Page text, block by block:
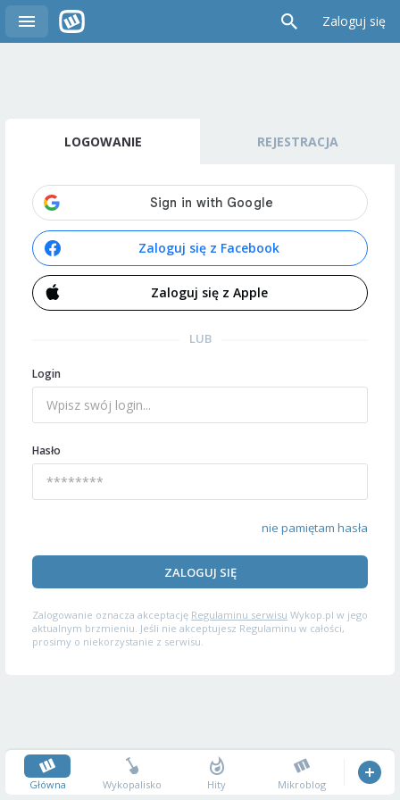
Zaloguj się
LOGOWANIE REJESTRACJA
Zaloguj się z Facebook
Zaloguj się z Apple
LUB
Login
Hasło
nie pamiętam hasła
ZALOGUJ SIĘ
Zalogowanie oznacza akceptację Regulaminu serwisu Wykop.pl w jego
aktualnym brzmieniu. Jeśli nie akceptujesz Regulaminu w całości,
prosimy o niekorzystanie z serwisu.
Główna Wykopalisko Hity Mikroblog